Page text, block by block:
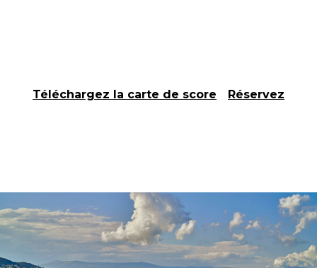
Téléchargez la carte de score Réservez